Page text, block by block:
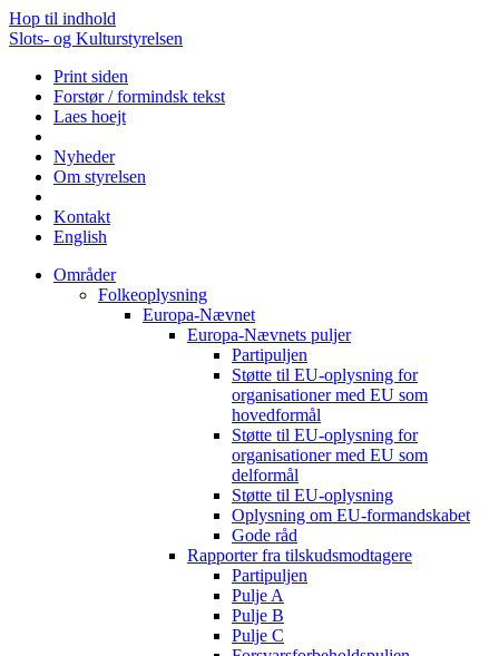
Hop til indhold
Slots- og Kulturstyrelsen
Print siden
Forstør / formindsk tekst
Laes hoejt
Nyheder
Om styrelsen
Kontakt
English
Områder
Folkeoplysning
Europa-Nævnet
Europa-Nævnets puljer
Partipuljen
Støtte til EU-oplysning for
organisationer med EU som
hovedformål
Støtte til EU-oplysning for
organisationer med EU som
delformål
Støtte til EU-oplysning
Oplysning om EU-formandskabet
Gode råd
Rapporter fra tilskudsmodtagere
Partipuljen
Pulje A
Pulje B
Pulje C